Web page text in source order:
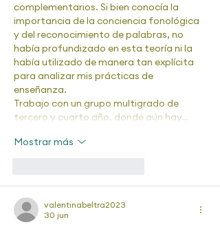
complementarios. Si bien conocía la
importancia de la conciencia fonológica
y del reconocimiento de palabras, no
había profundizado en esta teoría ni la
había utilizado de manera tan explícita
para analizar mis prácticas de
enseñanza.
Trabajo con un grupo multigrado de
tercero y cuarto año, donde aún hay…
Mostrar más
valentinabeltra2023
30 jun